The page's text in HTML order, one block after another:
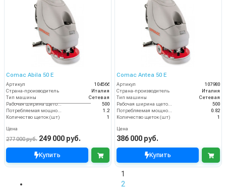
Comac Abila 50 E
Артикул
104566
Страна-производитель
Италия
Тип машины
Сетевая
Рабочая ширина щеток (мм)
500
Потребляемая мощность (кВт)
1.2
Количество щеток (шт)
1
Цена
277 000 руб. 249 000 руб.
Купить
Comac Antea 50 E
Артикул
107980
Страна-производитель
Италия
Тип машины
Сетевая
Рабочая ширина щеток (мм)
500
Потребляемая мощность (кВт)
0.82
Количество щеток (шт)
1
Цена
386 000 руб.
Купить
1
2